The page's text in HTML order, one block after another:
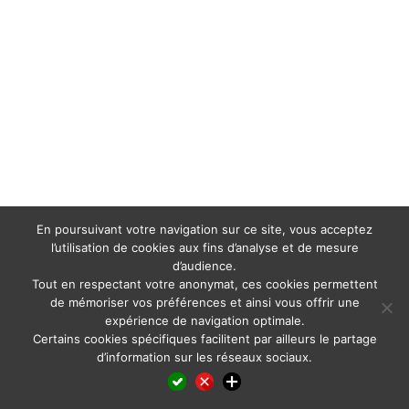
LinkedIn
X WhatsAppPinterest
En poursuivant votre navigation sur ce site, vous acceptez
l’utilisation de cookies aux fins d’analyse et de mesure
d’audience.
Tout en respectant votre anonymat, ces cookies permettent
de mémoriser vos préférences et ainsi vous offrir une
expérience de navigation optimale.
Certains cookies spécifiques facilitent par ailleurs le partage
d’information sur les réseaux sociaux.